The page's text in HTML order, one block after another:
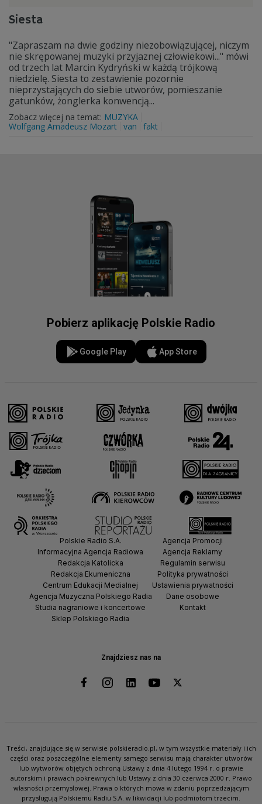
Siesta
"Zapraszam na dwie godziny niezobowiązującej, niczym
nie skrępowanej muzyki przyjaznej człowiekowi..." mówi
od trzech lat Marcin Kydryński w każdą trójkową
niedzielę. Siesta to zestawienie pozornie
nieprzystających do siebie utworów, pomieszanie
gatunków, żonglerka konwencją...
Zobacz więcej na temat: MUZYKA
Wolfgang Amadeusz Mozart van fakt
Pobierz aplikację Polskie Radio
Google Play App Store
Znajdziesz nas na
Polskie Radio S.A.
Informacyjna Agencja Radiowa
Redakcja Katolicka
Redakcja Ekumeniczna
Centrum Edukacji Medialnej
Agencja Muzyczna Polskiego Radia
Studia nagraniowe i koncertowe
Sklep Polskiego Radia
Agencja Promocji
Agencja Reklamy
Regulamin serwisu
Polityka prywatności
Ustawienia prywatności
Dane osobowe
Kontakt
Treści, znajdujące się w serwisie polskieradio.pl, w tym wszystkie materiały i ich
części oraz poszczególne elementy samego serwisu mają charakter utworów
lub wytworów objętych ochroną Ustawy z dnia 4 lutego 1994 r. o prawie
autorskim i prawach pokrewnych lub Ustawy z dnia 30 czerwca 2000 r. Prawo
własności przemysłowej. Prawa o których mowa w zdaniu poprzedzającym
przysługują Polskiemu Radiu S.A. w likwidacji lub podmiotom trzecim.